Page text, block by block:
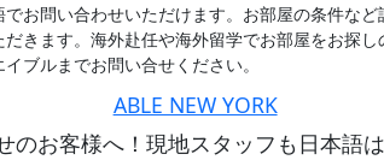
でお問い合わせいただけます。お部屋の条件な
だきます。海外赴任や海外留学でお部屋をお探
イブルまでお問い合せください。
ABLE NEW YORK
のお客様へ！現地スタッフも日本語